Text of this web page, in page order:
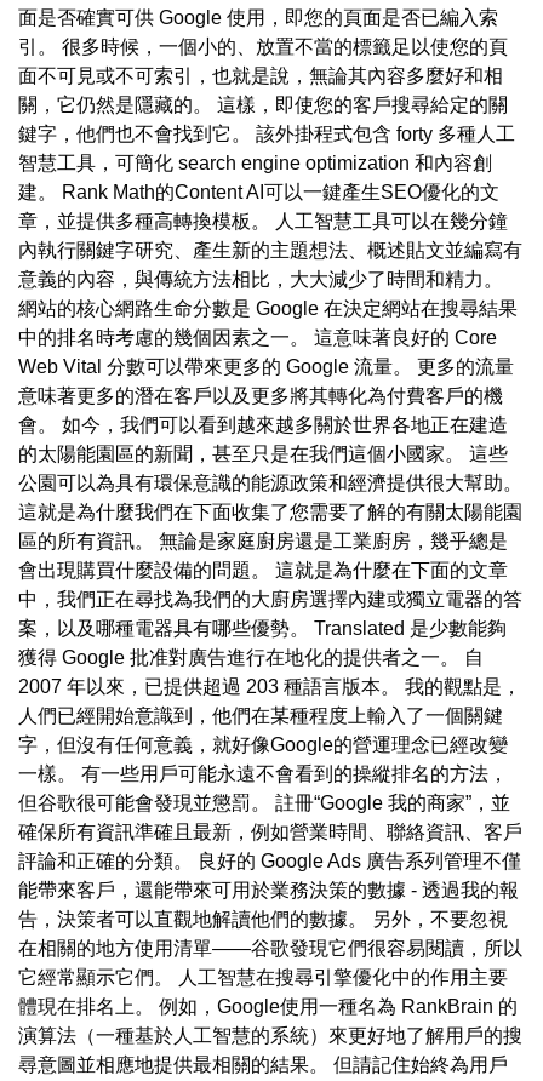
面是否確實可供 Google 使用，即您的頁面是否已編入索
引。 很多時候，一個小的、放置不當的標籤足以使您的頁
面不可見或不可索引，也就是說，無論其內容多麼好和相
關，它仍然是隱藏的。 這樣，即使您的客戶搜尋給定的關
鍵字，他們也不會找到它。 該外掛程式包含 forty 多種人工
智慧工具，可簡化 search engine optimization 和內容創
建。 Rank Math的Content AI可以一鍵產生SEO優化的文
章，並提供多種高轉換模板。 人工智慧工具可以在幾分鐘
內執行關鍵字研究、產生新的主題想法、概述貼文並編寫有
意義的內容，與傳統方法相比，大大減少了時間和精力。
網站的核心網路生命分數是 Google 在決定網站在搜尋結果
中的排名時考慮的幾個因素之一。 這意味著良好的 Core
Web Vital 分數可以帶來更多的 Google 流量。 更多的流量
意味著更多的潛在客戶以及更多將其轉化為付費客戶的機
會。 如今，我們可以看到越來越多關於世界各地正在建造
的太陽能園區的新聞，甚至只是在我們這個小國家。 這些
公園可以為具有環保意識的能源政策和經濟提供很大幫助。
這就是為什麼我們在下面收集了您需要了解的有關太陽能園
區的所有資訊。 無論是家庭廚房還是工業廚房，幾乎總是
會出現購買什麼設備的問題。 這就是為什麼在下面的文章
中，我們正在尋找為我們的大廚房選擇內建或獨立電器的答
案，以及哪種電器具有哪些優勢。 Translated 是少數能夠
獲得 Google 批准對廣告進行在地化的提供者之一。 自
2007 年以來，已提供超過 203 種語言版本。 我的觀點是，
人們已經開始意識到，他們在某種程度上輸入了一個關鍵
字，但沒有任何意義，就好像Google的營運理念已經改變
一樣。 有一些用戶可能永遠不會看到的操縱排名的方法，
但谷歌很可能會發現並懲罰。 註冊“Google 我的商家”，並
確保所有資訊準確且最新，例如營業時間、聯絡資訊、客戶
評論和正確的分類。 良好的 Google Ads 廣告系列管理不僅
能帶來客戶，還能帶來可用於業務決策的數據 - 透過我的報
告，決策者可以直觀地解讀他們的數據。 另外，不要忽視
在相關的地方使用清單——谷歌發現它們很容易閱讀，所以
它經常顯示它們。 人工智慧在搜尋引擎優化中的作用主要
體現在排名上。 例如，Google使用一種名為 RankBrain 的
演算法（一種基於人工智慧的系統）來更好地了解用戶的搜
尋意圖並相應地提供最相關的結果。 但請記住始終為用戶